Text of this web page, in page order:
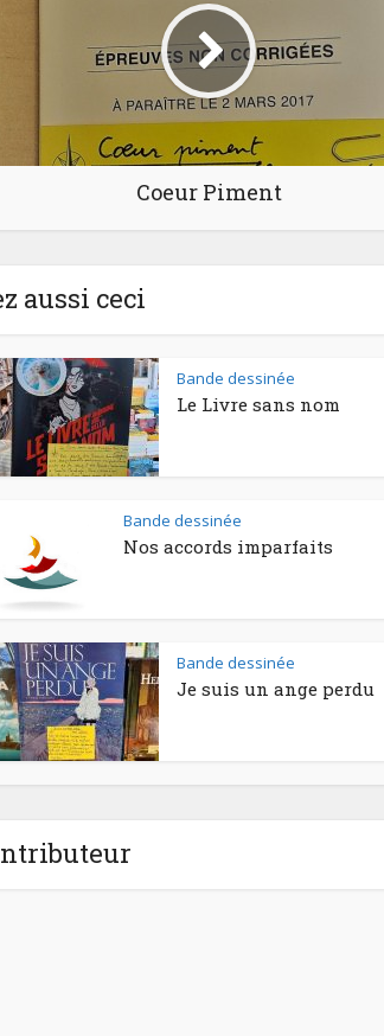
Coeur Piment
aussi ceci
Bande dessinée
Le Livre sans nom
Bande dessinée
Nos accords imparfaits
Bande dessinée
Je suis un ange perdu